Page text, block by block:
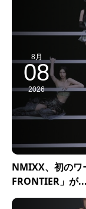
8月
08
2026
NMIXX、初のワ
FRONTIER」が...